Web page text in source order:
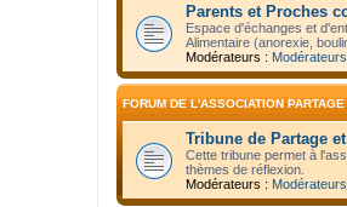
Parents et Proches
Espace d'échanges et
Alimentaire (anorexie,
Modérateurs : Modérateurs
FORUM DE L'ASSOCIATION
Tribune de Partage
Cette tribune permet à
thèmes de réflexion.
Modérateurs : Modérateurs